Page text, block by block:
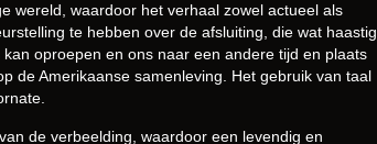
wereld, waardoor het verhaal zowel actueel als
te hebben over de afsluiting, die wat haastig
oproepen en ons naar een andere tijd en plaats
de Amerikaanse samenleving. Het gebruik van taal
de verbeelding, waardoor een levendig en